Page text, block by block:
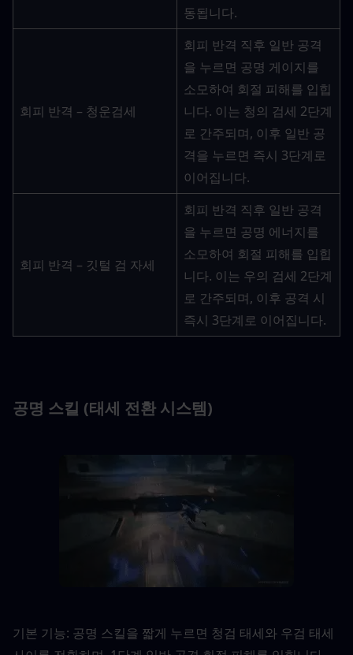
동됩니다.
회피 반격 – 청운검세
회피 반격 직후 일반 공격
을 누르면 공명 게이지를
소모하여 회절 피해를 입힙
니다. 이는 청의 검세 2단계
로 간주되며, 이후 일반 공
격을 누르면 즉시 3단계로
이어집니다.
회피 반격 – 깃털 검 자세
회피 반격 직후 일반 공격
을 누르면 공명 에너지를
소모하여 회절 피해를 입힙
니다. 이는 우의 검세 2단계
로 간주되며, 이후 공격 시
즉시 3단계로 이어집니다.
공명 스킬 (태세 전환 시스템)
기본 기능: 공명 스킬을 짧게 누르면 청검 태세와 우검 태세